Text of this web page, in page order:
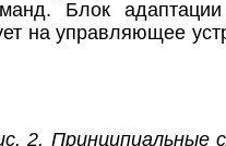
Блок
на управляющее
2. Принципиальные